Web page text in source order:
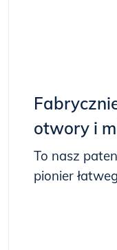
otwory i
To nasz
pionier